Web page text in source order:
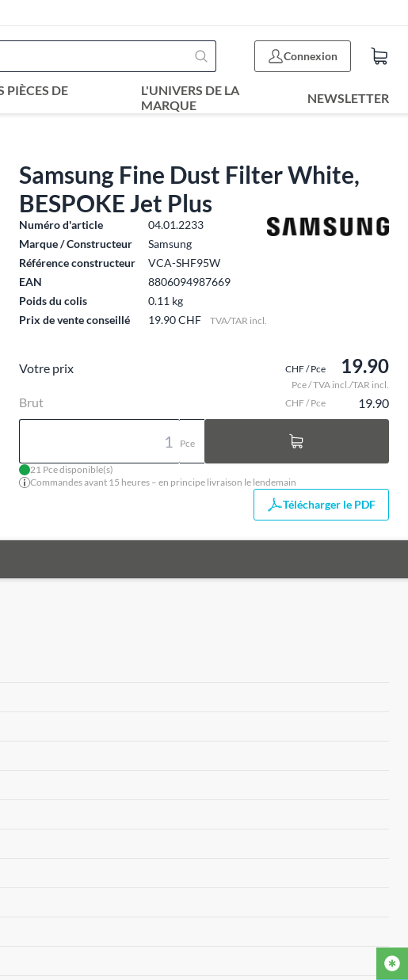
Connexion
PIÈCES DE
L'UNIVERS DE LA
MARQUE
NEWSLETTER
Samsung Fine Dust Filter White,
BESPOKE Jet Plus
Numéro d'article
04.01.2233
Marque / Constructeur
Samsung
Référence constructeur
VCA-SHF95W
EAN
8806094987669
Poids du colis
0.11 kg
Prix de vente conseillé
19.90 CHF TVA/TAR incl.
Votre prix CHF / Pce 19.90
Pce / TVA incl./TAR incl.
Brut CHF / Pce 19.90
Pce
21 Pce disponible(s)
Commandes avant 15 heures – en principe livraison le lendemain
Télécharger le PDF